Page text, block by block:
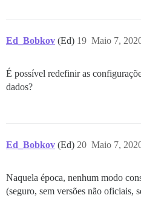
Ed_Bobkov (Ed) Maio 7,
19
É possível redefinir as
dados?
Ed_Bobkov (Ed) Maio 7,
20
Naquela época, nenhum modo
(seguro, sem versões não oficiais,